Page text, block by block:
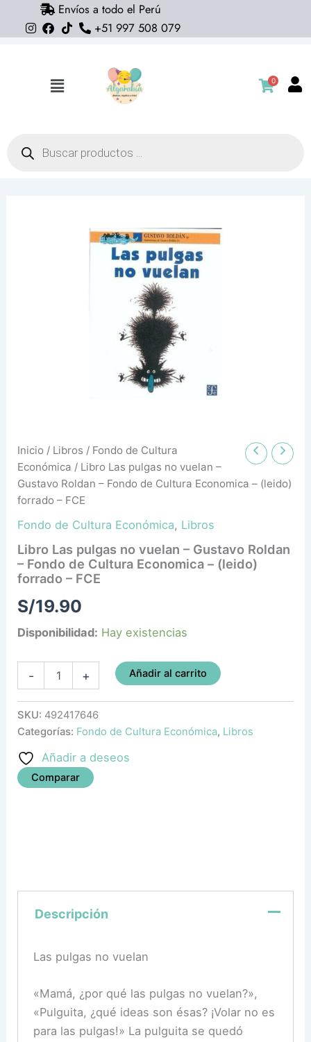
Envíos a todo el Perú
+51 997 508 079
Flyout
0
productos
Inicio / Libros / Fondo de Cultura
Económica / Libro Las pulgas no vuelan –
Gustavo Roldan – Fondo de Cultura Economica – (leido)
forrado – FCE
Fondo de Cultura Económica, Libros
Libro Las pulgas no vuelan – Gustavo Roldan
– Fondo de Cultura Economica – (leido)
forrado – FCE
S/19.90
Disponibilidad: Hay existencias
-
FCE
cantidad
+ Añadir al carrito
SKU: 492417646
Categorías: Fondo de Cultura Económica, Libros
Añadir a deseos
Comparar
Descripción
Las pulgas no vuelan
«Mamá, ¿por qué las pulgas no vuelan?»,
«Pulguita, ¿qué ideas son ésas? ¡Volar no es
para las pulgas!» La pulguita se quedó